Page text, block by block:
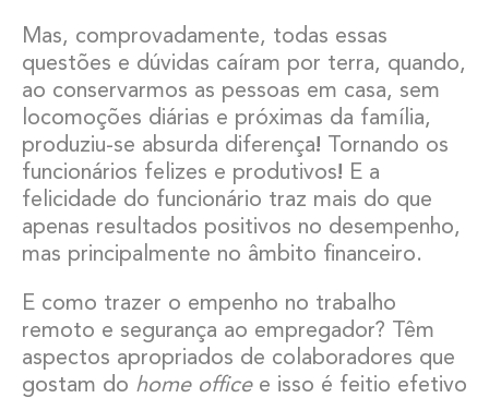
Mas, comprovadamente, todas essas
questões e dúvidas caíram por terra, quando,
ao conservarmos as pessoas em casa, sem
locomoções diárias e próximas da família,
produziu-se absurda diferença! Tornando os
funcionários felizes e produtivos! E a
felicidade do funcionário traz mais do que
apenas resultados positivos no desempenho,
mas principalmente no âmbito financeiro.
E como trazer o empenho no trabalho
remoto e segurança ao empregador? Têm
aspectos apropriados de colaboradores que
gostam do home officee isso é feitio efetivo